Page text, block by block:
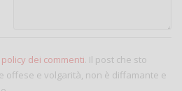
policy dei commenti. Il post che sto
offese e volgarità, non è diffamante e